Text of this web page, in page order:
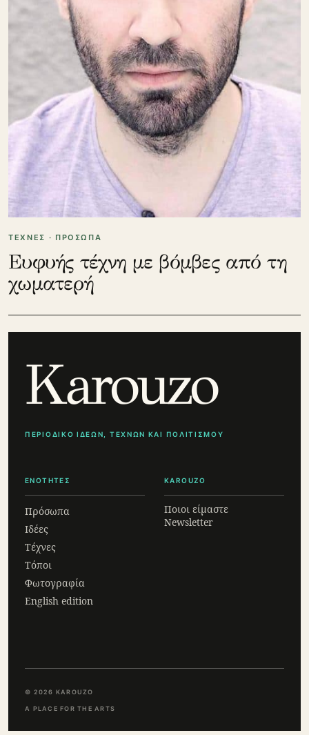
ΤΕΧΝΕΣ · ΠΡΟΣΩΠΑ
Ευφυής τέχνη με βόμβες από τη
χωματερή
Karouzo
ΠΕΡΙΟΔΙΚΟ ΙΔΕΩΝ, ΤΕΧΝΩΝ ΚΑΙ ΠΟΛΙΤΙΣΜΟΥ
ΕΝΟΤΗΤΕΣ
Πρόσωπα
Ιδέες
Τέχνες
Τόποι
Φωτογραφία
English edition
KAROUZO
Ποιοι είμαστε
Newsletter
© 2026 KAROUZO
A PLACE FOR THE ARTS